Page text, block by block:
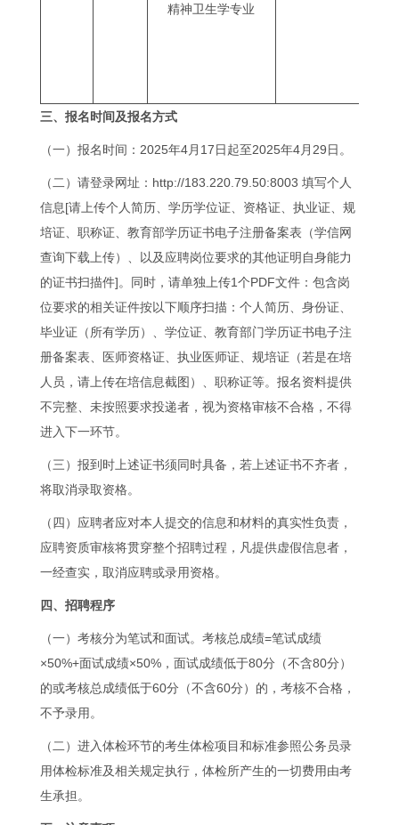
精神卫生学专业
三、 报名时间及报名方式
（一）报名时间：2025年4月17日起至2025年4月29日。
（二）请登录网址：http://183.220.79.50:8003 填写个人
信息[请上传个人简历、学历学位证、资格证、执业证、规
培证、职称证、教育部学历证书电子注册备案表（学信网
查询下载上传）、以及应聘岗位要求的其他证明自身能力
的证书扫描件]。同时，请单独上传1个PDF文件：包含岗
位要求的相关证件按以下顺序扫描：个人简历、身份证、
毕业证（所有学历）、学位证、教育部门学历证书电子注
册备案表、医师资格证、执业医师证、规培证（若是在培
人员，请上传在培信息截图）、职称证等。报名资料提供
不完整、未按照要求投递者，视为资格审核不合格，不得
进入下一环节。
（三）报到时上述证书须同时具备，若上述证书不齐者，
将取消录取资格。
（四）应聘者应对本人提交的信息和材料的真实性负责，
应聘资质审核将贯穿整个招聘过程，凡提供虚假信息者，
一经查实，取消应聘或录用资格。
四、招聘程序
（一）考核分为笔试和面试。考核总成绩=笔试成绩
×50%+面试成绩×50%，面试成绩低于80分（不含80分）
的或考核总成绩低于60分（不含60分）的，考核不合格，
不予录用。
（二）进入体检环节的考生体检项目和标准参照公务员录
用体检标准及相关规定执行，体检所产生的一切费用由考
生承担。